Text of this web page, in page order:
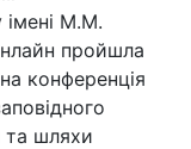
імені М.М.
пройшла
конференція
та шляхи